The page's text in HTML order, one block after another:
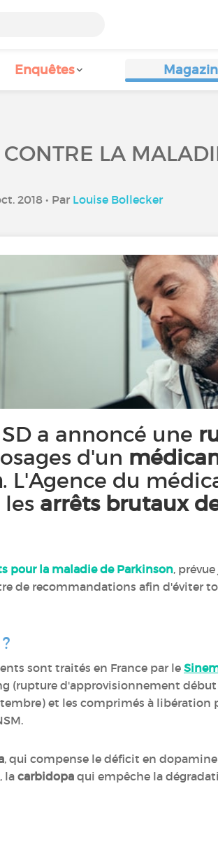
Enquêtes
LA
2018 • Par Louise Bollecker
a annoncé une
d'un
. L'Agence du
arrêts brutaux
pour la maladie de Parkinson,
de recommandations afin d'éviter
sont traités en France par le
(rupture d'approvisionnement
et les comprimés à libération
, qui compense le déficit en
la carbidopa qui empêche la